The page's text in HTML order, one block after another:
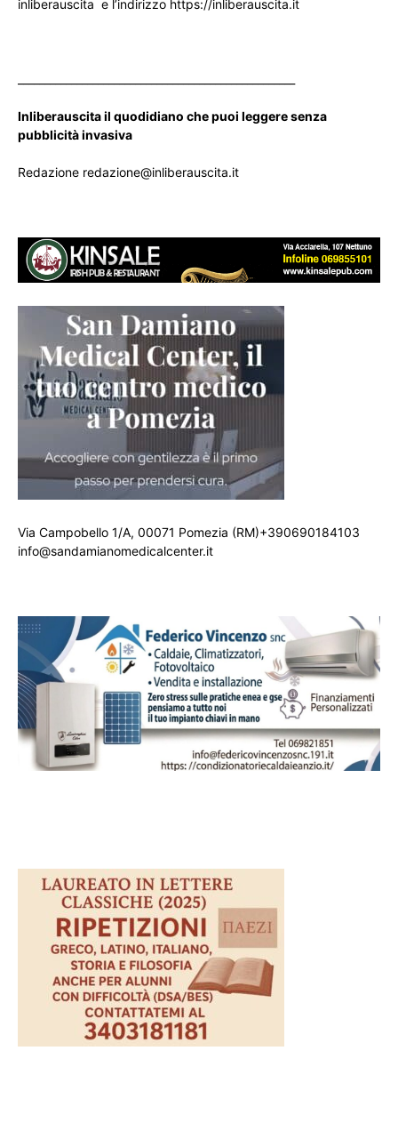
inliberauscita e l’indirizzo https://inliberauscita.it
Inliberauscita il quodidiano che puoi leggere senza
pubblicità invasiva
Redazione redazione@inliberauscita.it
Via Campobello 1/A, 00071 Pomezia (RM)+390690184103
info@sandamianomedicalcenter.it